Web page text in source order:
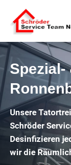
Unsere
Schröder
Desinfizieren
wir die